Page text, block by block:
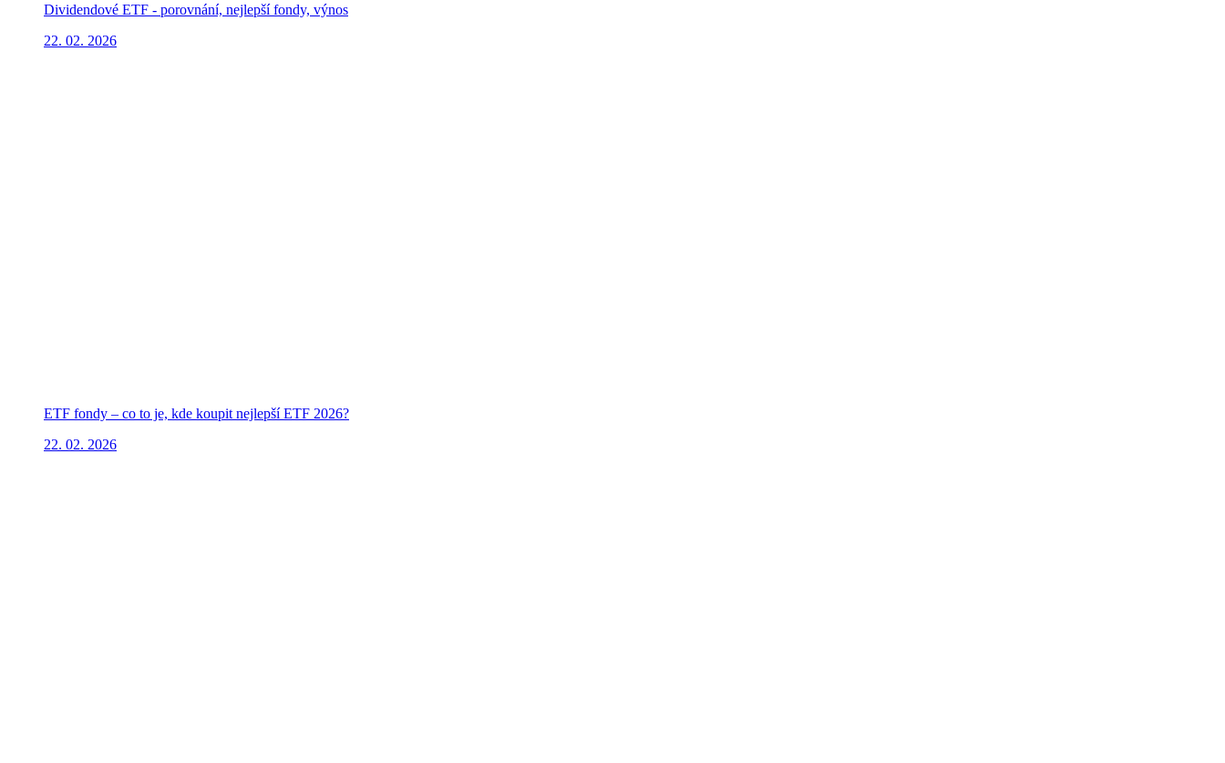
Dividendové ETF - porovnání, nejlepší fondy, výnos
22. 02. 2026
ETF fondy – co to je, kde koupit nejlepší ETF 2026?
22. 02. 2026